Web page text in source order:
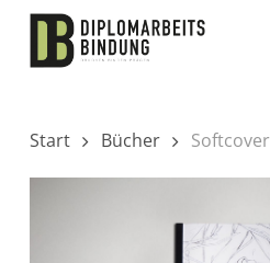
Skip
main
Start
Bücher